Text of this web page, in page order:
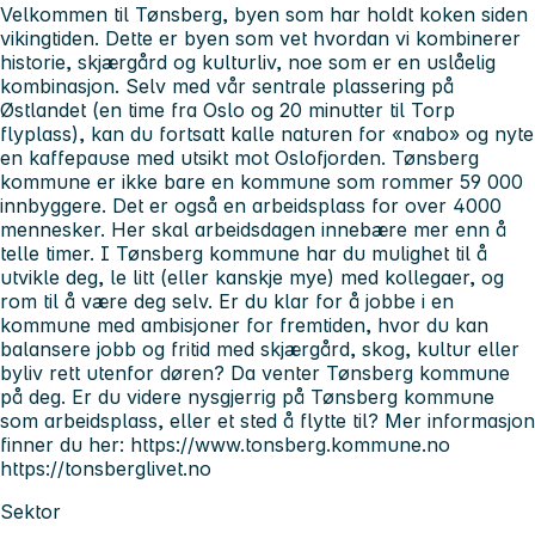
Velkommen til Tønsberg, byen som har holdt koken siden
vikingtiden. Dette er byen som vet hvordan vi kombinerer
historie, skjærgård og kulturliv, noe som er en uslåelig
kombinasjon. Selv med vår sentrale plassering på
Østlandet (en time fra Oslo og 20 minutter til Torp
flyplass), kan du fortsatt kalle naturen for «nabo» og nyte
en kaffepause med utsikt mot Oslofjorden. Tønsberg
kommune er ikke bare en kommune som rommer 59 000
innbyggere. Det er også en arbeidsplass for over 4000
mennesker. Her skal arbeidsdagen innebære mer enn å
telle timer. I Tønsberg kommune har du mulighet til å
utvikle deg, le litt (eller kanskje mye) med kollegaer, og
rom til å være deg selv. Er du klar for å jobbe i en
kommune med ambisjoner for fremtiden, hvor du kan
balansere jobb og fritid med skjærgård, skog, kultur eller
byliv rett utenfor døren? Da venter Tønsberg kommune
på deg. Er du videre nysgjerrig på Tønsberg kommune
som arbeidsplass, eller et sted å flytte til? Mer informasjon
finner du her: https://www.tonsberg.kommune.no
https://tonsberglivet.no
Sektor